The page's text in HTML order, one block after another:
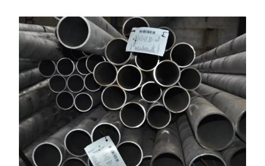
ДОСТАВКА И ОПЛАТА
НАШИ ОБЪЕКТЫ
ОТЗЫВЫ
О НАС
БЛОГ
КОНТАКТЫ